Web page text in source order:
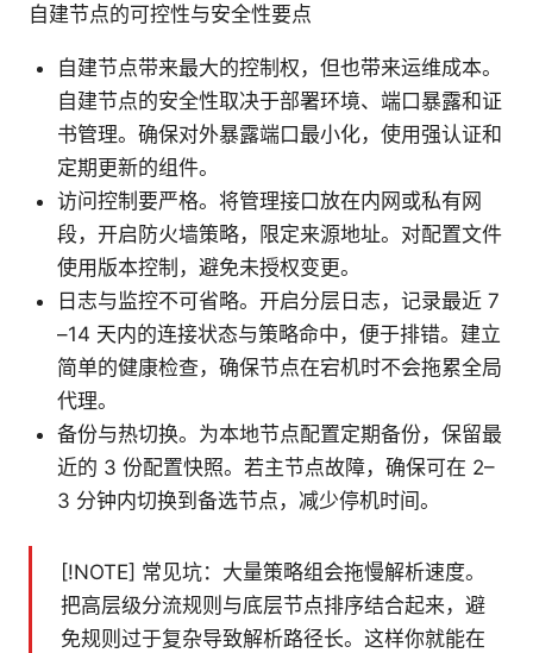
自建节点的可控性与安全性要点
自建节点带来最大的控制权，但也带来运维成本。
自建节点的安全性取决于部署环境、端口暴露和证
书管理。确保对外暴露端口最小化，使用强认证和
定期更新的组件。
访问控制要严格。将管理接口放在内网或私有网
段，开启防火墙策略，限定来源地址。对配置文件
使用版本控制，避免未授权变更。
日志与监控不可省略。开启分层日志，记录最近 7
–14 天内的连接状态与策略命中，便于排错。建立
简单的健康检查，确保节点在宕机时不会拖累全局
代理。
备份与热切换。为本地节点配置定期备份，保留最
近的 3 份配置快照。若主节点故障，确保可在 2–
3 分钟内切换到备选节点，减少停机时间。
[!NOTE] 常见坑：大量策略组会拖慢解析速度。
把高层级分流规则与底层节点排序结合起来，避
免规则过于复杂导致解析路径长。这样你就能在